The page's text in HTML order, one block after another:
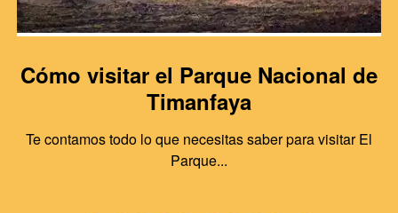
Cómo visitar el Parque Nacional de
Timanfaya
Te contamos todo lo que necesitas saber para visitar El
Parque...